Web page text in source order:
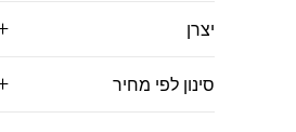
יצרן
סינון לפי מחיר